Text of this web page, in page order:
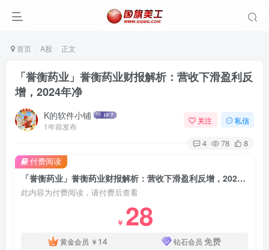
首页 A股 正文
「誉衡药业」誉衡药业财报解析：营收下滑盈利反
增，2024年净
K的软件小铺
1年前发布
关注 私信
4 78 8
「誉衡药业」誉衡药业财报解析：营收下滑盈利反增，2024年净
此内容为付费阅读，请付费后查看
￥ 28
黄金会员 ￥ 14 钻石会员 免费
付费阅读